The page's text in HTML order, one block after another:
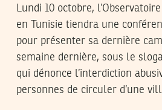
Lundi 10 octobre,
en Tunisie tiendra une
pour présenter sa dernière
semaine dernière, sous le
qui dénonce l’interdiction
personnes de circuler d’une